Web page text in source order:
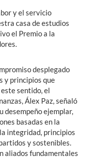
y el servicio
casa de estudios
el Premio a la
desplegado
y principios que
sentido, el
Álex Paz, señaló
desempeño ejemplar,
basadas en la
integridad, principios
y sostenibles.
aliados fundamentales